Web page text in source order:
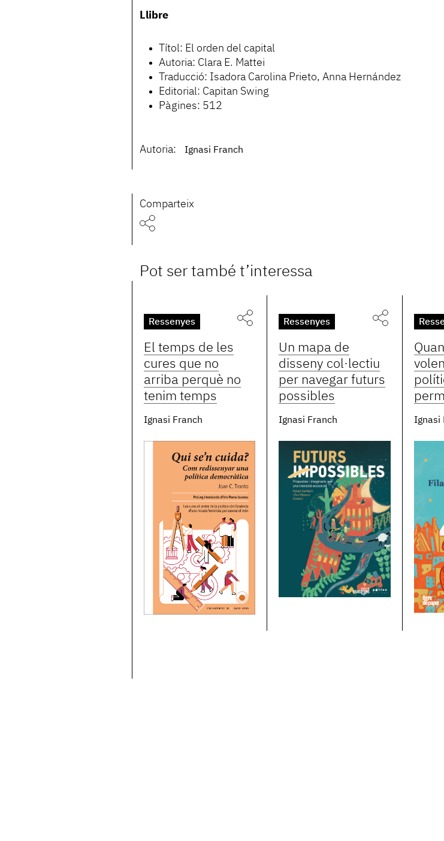
Llibre
Títol: El orden del capital
Autoria: Clara E. Mattei
Traducció: Isadora Carolina Prieto, Anna Hernández
Editorial: Capitan Swing
Pàgines: 512
Autoria: Ignasi Franch
Comparteix
Pot ser també t’interessa
Ressenyes
El temps de les
cures que no
arriba perquè no
tenim temps
Ignasi Franch
Ressenyes
Un mapa de
disseny col·lectiu
per navegar futurs
possibles
Ignasi Franch Ignasi